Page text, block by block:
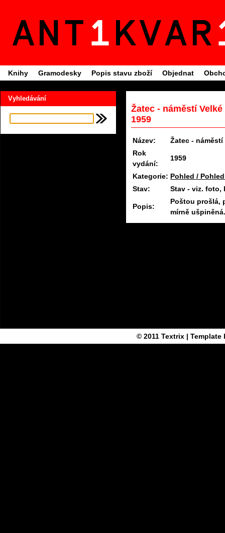
Knihy Gramodesky Popis stavu zboží Objednat
Vyhledávání
Žatec - náměstí
1959
Název:
Žatec -
Rok
vydání:
1959
Kategorie: Pohled /
Stav:
Stav - viz. foto,
Popis:
Poštou prošlá,
mírně
© 2011 Textrix| Template